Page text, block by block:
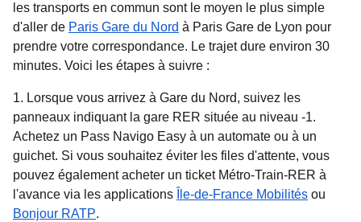
les transports en commun sont le moyen le plus simple
d'aller de Paris Gare du Nord à Paris Gare de Lyon pour
prendre votre correspondance. Le trajet dure environ 30
minutes. Voici les étapes à suivre :
Lorsque vous arrivez à Gare du Nord, suivez les
panneaux indiquant la gare RER située au niveau -1.
Achetez un Pass Navigo Easy à un automate ou à un
guichet. Si vous souhaitez éviter les files d'attente, vous
pouvez également acheter un ticket Métro-Train-RER à
l'avance via les applications
Île-de-France Mobilités( Ouvre
ou
Bonjour RATP(.